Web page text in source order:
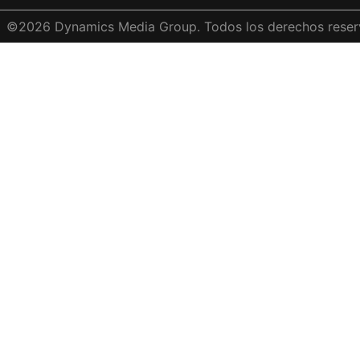
©2026 Dynamics Media Group. Todos los derechos